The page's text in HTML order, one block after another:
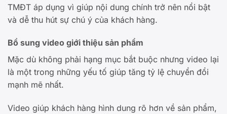
TMĐT áp dụng vì giúp nội dung chính trở nên nổi bật
và dễ thu hút sự chú ý của khách hàng.
Bổ sung video giới thiệu sản phẩm
Mặc dù không phải hạng mục bắt buộc nhưng video lại
là một trong những yếu tố giúp tăng tỷ lệ chuyển đổi
mạnh mẽ nhất.
Video giúp khách hàng hình dung rõ hơn về sản phẩm,